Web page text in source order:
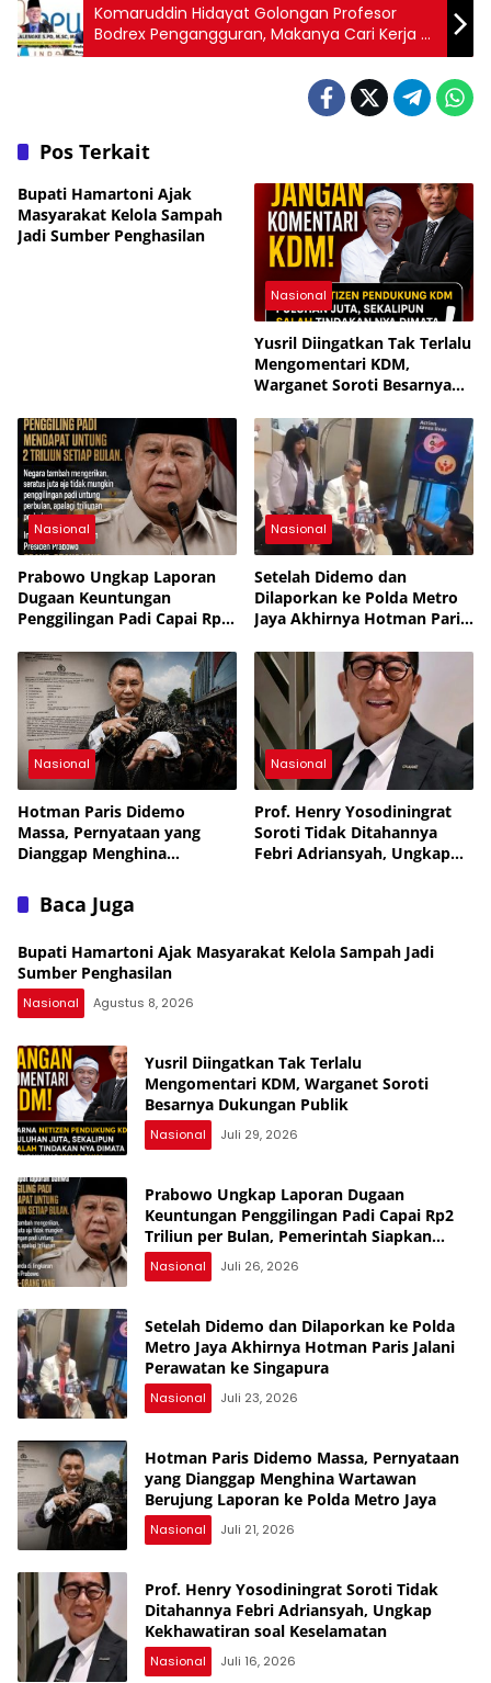
Komaruddin Hidayat Golongan Profesor
Bodrex Pengangguran, Makanya Cari Kerja di
Dewan Pers!
Pos Terkait
Bupati Hamartoni Ajak
Masyarakat Kelola Sampah
Jadi Sumber Penghasilan
Nasional
Yusril Diingatkan Tak Terlalu
Mengomentari KDM,
Warganet Soroti Besarnya
Nasional
Prabowo Ungkap Laporan
Dugaan Keuntungan
Penggilingan Padi Capai Rp2
Pemerintah Siapkan
Penertiban
Nasional
Setelah Didemo dan
Dilaporkan ke Polda Metro
Jaya Akhirnya Hotman Paris
Singapura
Nasional
Hotman Paris Didemo
Massa, Pernyataan yang
Dianggap Menghina
ke Polda Metro Jaya
Nasional
Prof. Henry Yosodiningrat
Soroti Tidak Ditahannya
Febri Adriansyah, Ungkap
Baca Juga
Bupati Hamartoni Ajak Masyarakat Kelola Sampah Jadi
Sumber Penghasilan
Nasional Agustus 8, 2026
Yusril Diingatkan Tak Terlalu
Mengomentari KDM, Warganet Soroti
Besarnya Dukungan Publik
Nasional Juli 29, 2026
Prabowo Ungkap Laporan Dugaan
Keuntungan Penggilingan Padi Capai Rp2
Triliun per Bulan, Pemerintah Siapkan
Penertiban
Nasional Juli 26, 2026
Setelah Didemo dan Dilaporkan ke Polda
Metro Jaya Akhirnya Hotman Paris Jalani
Perawatan ke Singapura
Nasional Juli 23, 2026
Hotman Paris Didemo Massa, Pernyataan
yang Dianggap Menghina Wartawan
Berujung Laporan ke Polda Metro Jaya
Nasional Juli 21, 2026
Prof. Henry Yosodiningrat Soroti Tidak
Ditahannya Febri Adriansyah, Ungkap
Kekhawatiran soal Keselamatan
Nasional Juli 16, 2026